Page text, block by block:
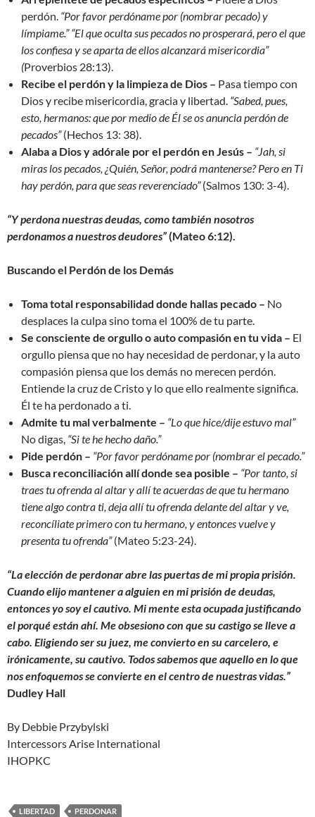
perdón. “Por favor perdóname por (nombrar pecado) y
límpiame.” “El que oculta sus pecados no prosperará, pero el que
los confiesa y se aparta de ellos alcanzará misericordia”
(Proverbios 28:13).
Recibe el perdón y la limpieza de Dios – Pasa tiempo con
Dios y recibe misericordia, gracia y libertad. “Sabed, pues,
esto, hermanos: que por medio de Él se os anuncia perdón de
pecados”(Hechos 13: 38).
Alaba a Dios y adórale por el perdón en Jesús – “Jah, si
miras los pecados, ¿Quién, Señor, podrá mantenerse? Pero en Ti
hay perdón, para que seas reverenciado”(Salmos 130: 3-4).
“Y perdona nuestras deudas, como también nosotros
perdonamos a nuestros deudores”(Mateo 6:12).
Buscando el Perdón de los Demás
Toma total responsabilidad donde hallas pecado – No
desplaces la culpa sino toma el 100% de tu parte.
Se consciente de orgullo o auto compasión en tu vida – El
orgullo piensa que no hay necesidad de perdonar, y la auto
compasión piensa que los demás no merecen perdón.
Entiende la cruz de Cristo y lo que ello realmente significa.
Él te ha perdonado a ti.
Admite tu mal verbalmente – “Lo que hice/dije estuvo mal”
No digas, “Si te he hecho daño.”
Pide perdón – “Por favor perdóname por (nombrar el pecado.”
Busca reconciliación allí donde sea posible – “Por tanto, si
traes tu ofrenda al altar y allí te acuerdas de que tu hermano
tiene algo contra ti, deja allí tu ofrenda delante del altar y ve,
reconcíliate primero con tu hermano, y entonces vuelve y
presenta tu ofrenda”(Mateo 5:23-24).
“La elección de perdonar abre las puertas de mi propia prisión.
Cuando elijo mantener a alguien en mi prisión de deudas,
entonces yo soy el cautivo. Mi mente esta ocupada justificando
el porqué están ahí. Me obsesiono con que su castigo se lleve a
cabo. Eligiendo ser su juez, me convierto en su carcelero, e
irónicamente, su cautivo. Todos sabemos que aquello en lo que
nos enfoquemos se convierte en el centro de nuestras vidas.”
Dudley Hall
By Debbie Przybylski
Intercessors Arise International
IHOPKC
LIBERTAD PERDONAR